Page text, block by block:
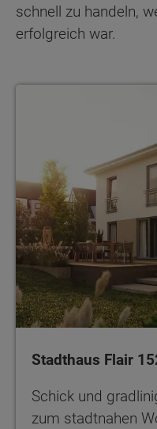
schnell zu handeln,
erfolgreich war.
Stadthaus Flair
Schick und
zum stadtnahen